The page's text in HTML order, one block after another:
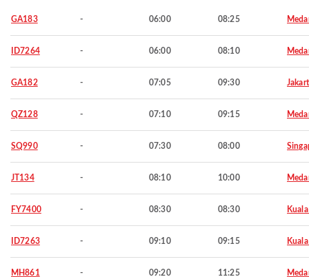
GA183 - 06:00 08:25
ID7264 - 06:00 08:10
GA182 - 07:05 09:30
QZ128 - 07:10 09:15
SQ990 - 07:30 08:00
JT134 - 08:10 10:00
FY7400 - 08:30 08:30
ID7263 - 09:10 09:15
MH861 - 09:20 11:25